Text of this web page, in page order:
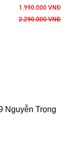
1.990.000 VNĐ
2.290.000 VNĐ
Nguyễn Trọng